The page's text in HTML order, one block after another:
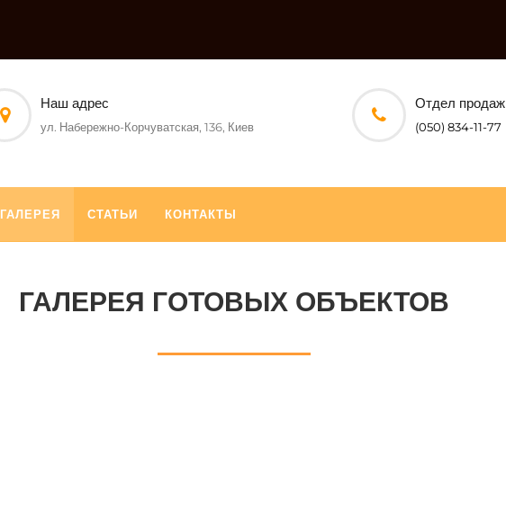
Наш адрес
ул. Набережно-Корчуватская, 136, Киев
Отдел продаж
(050) 834-11-77
ГАЛЕРЕЯ СТАТЬИ КОНТАКТЫ
ГАЛЕРЕЯ ГОТОВЫХ ОБЪЕКТОВ